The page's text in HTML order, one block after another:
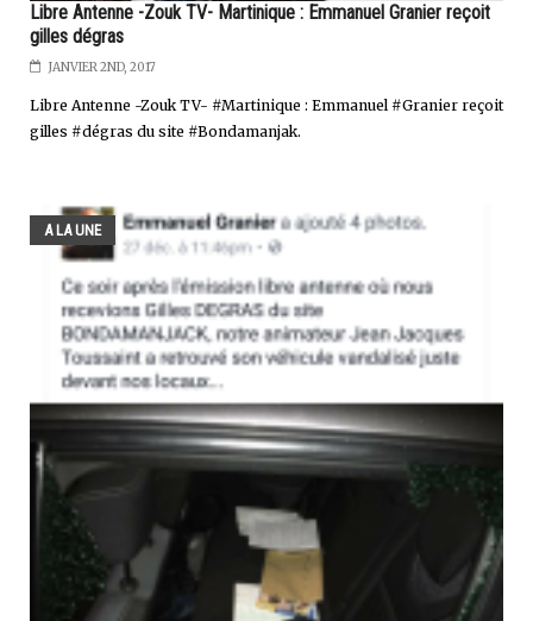
Libre Antenne -Zouk TV- Martinique : Emmanuel Granier reçoit
gilles dégras
JANVIER 2ND, 2017
Libre Antenne -Zouk TV- #Martinique : Emmanuel #Granier reçoit
gilles #dégras du site #Bondamanjak.
A LA UNE